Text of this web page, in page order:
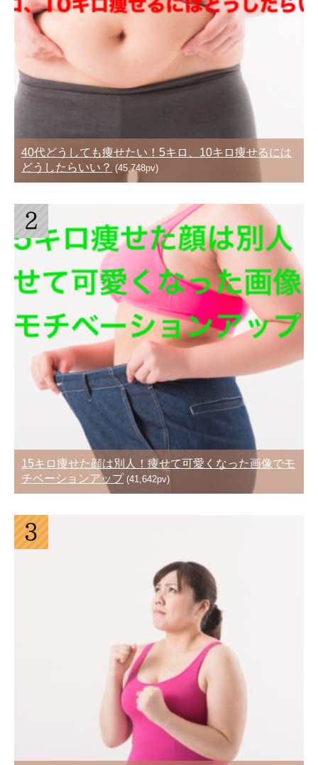
40代どうしても痩せたい！5キロ、10キロ痩せるには
どうしたらいい？ (45,748pv)
15キロ痩せた顔は別人！痩せて可愛くなった画像でモ
チベーションアップ (41,642pv)